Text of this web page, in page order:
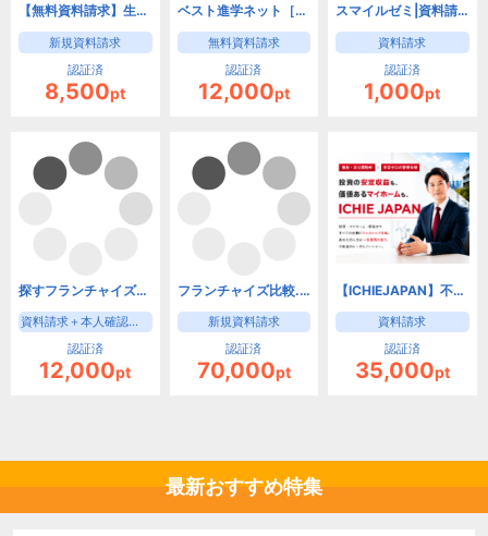
【無料資料請求】生協の食品宅配パルシステム
新規資料請求
認証済
8,500pt
ベスト進学ネット［資料請求］※10校以上で成果※
無料資料請求
認証済
12,000pt
スマイルゼミ|資料請求
資料請求
認証済
1,000pt
探すフランチャイズ（資料請求）
資料請求＋本人確認＋資料受取
認証済
12,000pt
フランチャイズ比較.net
新規資料請求
認証済
70,000pt
【ICHIEJAPAN】不動産資料請求
資料請求
認証済
35,000pt
最新おすすめ特集